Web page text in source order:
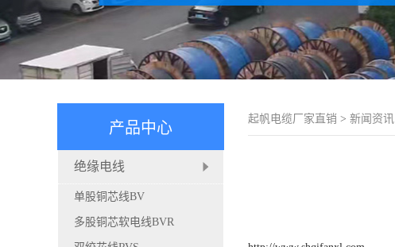
起帆电缆厂家直销 > 新闻资讯
产品中心
绝缘电线
单股铜芯线BV
多股铜芯软电线BVR